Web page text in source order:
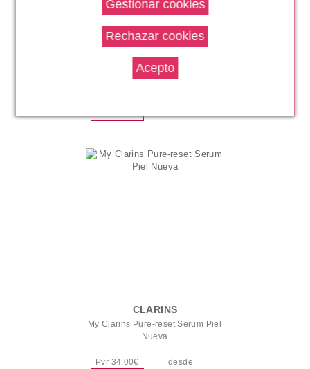
CLARINS
Antimperfecciones para pieles
jovenes
CLARINS
My Clarins Pure-reset Serum Piel
Nueva
Pvr 34.00€ desde